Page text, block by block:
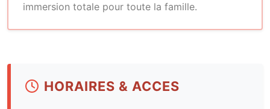
immersion totale pour toute la famille.
HORAIRES & ACCES